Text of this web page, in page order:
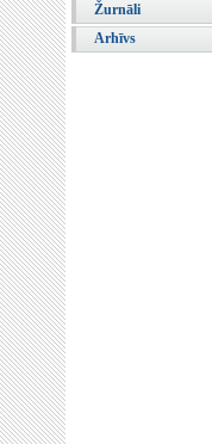
Žurnāli
Arhīvs